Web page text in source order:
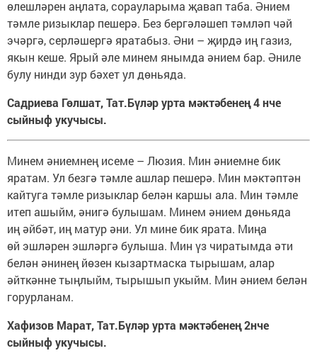
өлешләрен аңлата, сорауларыма җавап таба. Әнием
тәмле ризыклар пешерә. Без бергәләшеп тәмләп чәй
эчәргә, серләшергә яратабыз. Әни – җирдә иң газиз,
якын кеше. Ярый әле минем янымда әнием бар. Әниле
булу нинди зур бәхет ул дөньяда.
Садриева Гөлшат, Тат.Бүләр урта мәктәбенең 4 нче
сыйныф укучысы.
Минем әниемнең исеме – Люзия. Мин әниемне бик
яратам. Ул безгә тәмле ашлар пешерә. Мин мәктәптән
кайтуга тәмле ризыклар белән каршы ала. Мин тәмле
итеп ашыйм, әнигә булышам. Минем әнием дөньяда
иң әйбәт, иң матур әни. Ул мине бик ярата. Миңа
өй эшләрен эшләргә булыша. Мин үз чиратымда әти
белән әнинең йөзен кызартмаска тырышам, алар
әйткәнне тыңлыйм, тырышып укыйм. Мин әнием белән
горурланам.
Хафизов Марат, Тат.Бүләр урта мәктәбенең 2нче
сыйныф укучысы.